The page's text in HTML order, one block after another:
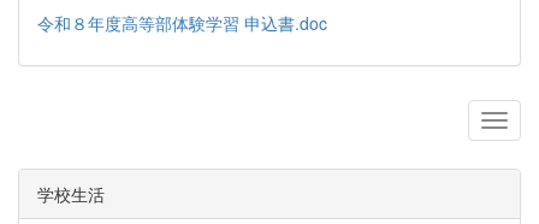
令和８年度高等部体験学習 申込書.doc
学校生活